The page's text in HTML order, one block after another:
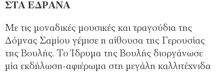
ΣΤΑ ΕΔΡΑΝΑ
Με τις μοναδικές μουσικές και τραγούδια της
Δόμνας Σαμίου γέμισε η αίθουσα της Γερουσίας
της Βουλής. Το Ίδρυμα της Βουλής διοργάνωσε
μία εκδήλωση-αφιέρωμα στη μεγάλη καλλιτέχνιδα